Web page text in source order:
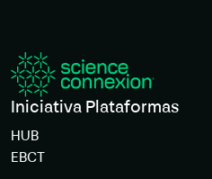
Iniciativa Plataformas
HUB
EBCT